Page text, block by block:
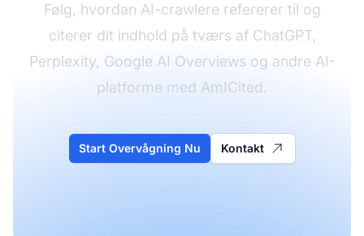
Følg, hvordan AI-crawlere refererer til og
citerer dit indhold på tværs af ChatGPT,
Perplexity, Google AI Overviews og andre AI-
platforme med AmICited.
Start Overvågning Nu Kontakt